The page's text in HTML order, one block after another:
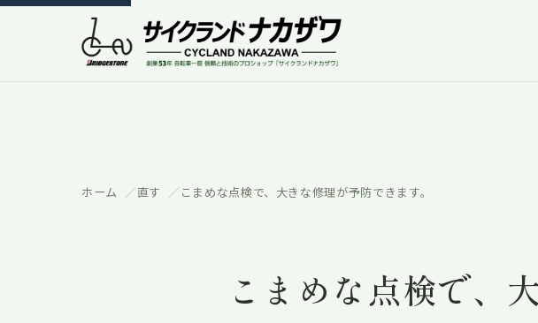
ホーム 直す こまめな点検で、大きな修理が予防できます。
こまめな点検で、